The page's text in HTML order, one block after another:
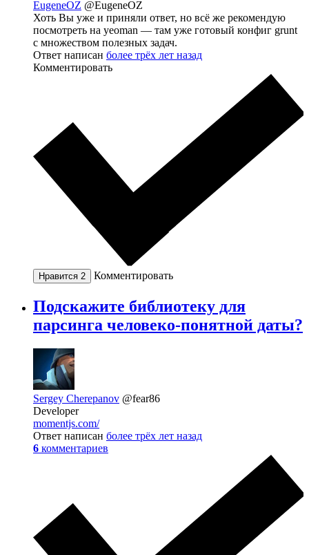
EugeneOZ @EugeneOZ
Хоть Вы уже и приняли ответ, но всё же рекомендую
посмотреть на yeoman — там уже готовый конфиг grunt
с множеством полезных задач.
Ответ написан более трёх лет назад
Комментировать
Нравится 2 Комментировать
Подскажите библиотеку для
парсинга человеко-понятной даты?
Sergey Cherepanov @fear86
Developer
momentjs.com/
Ответ написан более трёх лет назад
6 комментариев